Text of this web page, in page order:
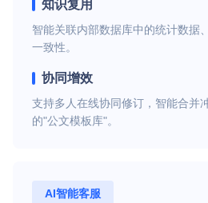
知识复用
智能关联内部数据库中的统计数据
一致性。
协同增效
支持多人在线协同修订，智能合并
的"公文模板库"。
AI智能客服